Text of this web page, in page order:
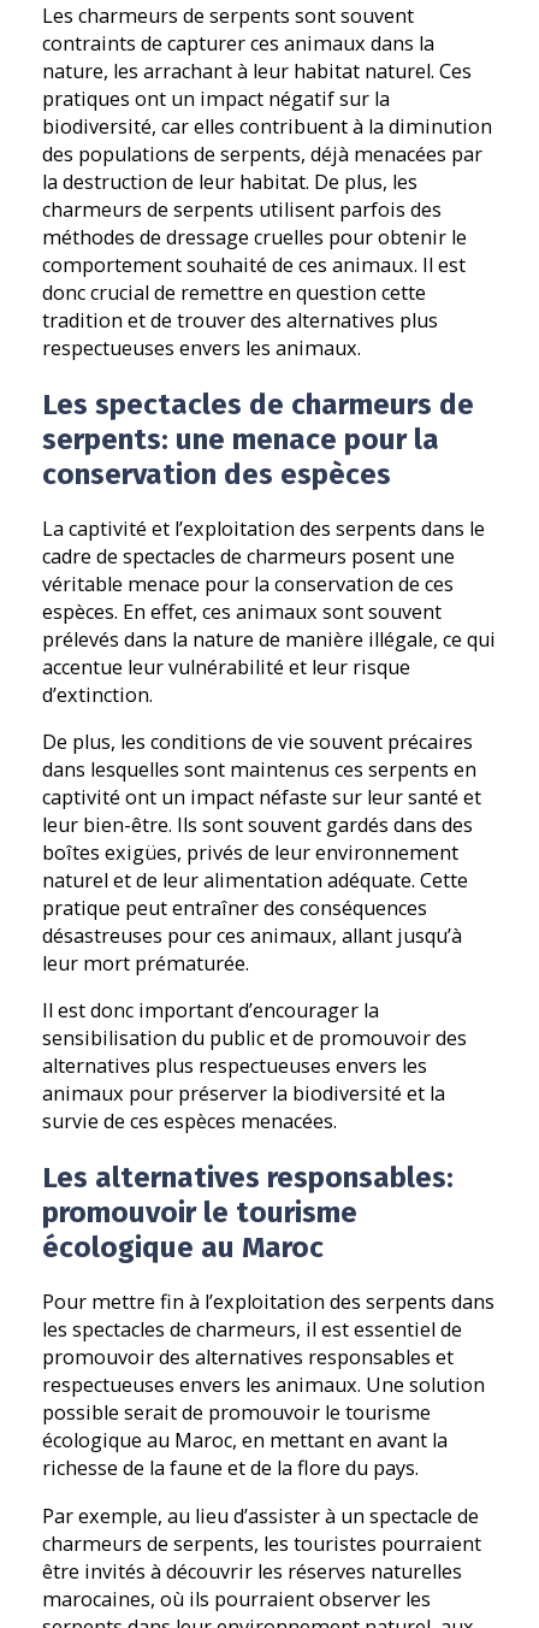
Les charmeurs de serpents sont souvent
contraints de capturer ces animaux dans la
nature, les arrachant à leur habitat naturel. Ces
pratiques ont un impact négatif sur la
biodiversité, car elles contribuent à la diminution
des populations de serpents, déjà menacées par
la destruction de leur habitat. De plus, les
charmeurs de serpents utilisent parfois des
méthodes de dressage cruelles pour obtenir le
comportement souhaité de ces animaux. Il est
donc crucial de remettre en question cette
tradition et de trouver des alternatives plus
respectueuses envers les animaux.
Les spectacles de charmeurs de
serpents: une menace pour la
conservation des espèces
La captivité et l’exploitation des serpents dans le
cadre de spectacles de charmeurs posent une
véritable menace pour la conservation de ces
espèces. En effet, ces animaux sont souvent
prélevés dans la nature de manière illégale, ce qui
accentue leur vulnérabilité et leur risque
d’extinction.
De plus, les conditions de vie souvent précaires
dans lesquelles sont maintenus ces serpents en
captivité ont un impact néfaste sur leur santé et
leur bien-être. Ils sont souvent gardés dans des
boîtes exigües, privés de leur environnement
naturel et de leur alimentation adéquate. Cette
pratique peut entraîner des conséquences
désastreuses pour ces animaux, allant jusqu’à
leur mort prématurée.
Il est donc important d’encourager la
sensibilisation du public et de promouvoir des
alternatives plus respectueuses envers les
animaux pour préserver la biodiversité et la
survie de ces espèces menacées.
Les alternatives responsables:
promouvoir le tourisme
écologique au Maroc
Pour mettre fin à l’exploitation des serpents dans
les spectacles de charmeurs, il est essentiel de
promouvoir des alternatives responsables et
respectueuses envers les animaux. Une solution
possible serait de promouvoir le tourisme
écologique au Maroc, en mettant en avant la
richesse de la faune et de la flore du pays.
Par exemple, au lieu d’assister à un spectacle de
charmeurs de serpents, les touristes pourraient
être invités à découvrir les réserves naturelles
marocaines, où ils pourraient observer les